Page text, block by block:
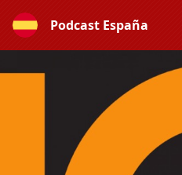
Podcast España